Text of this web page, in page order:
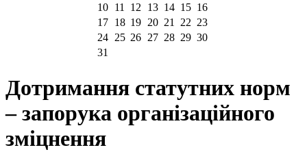
10
11 12 13 14 15 16
17
18 19 20 21 22 23
24
25 26 27 28 29 30
31
Дотримання статутних норм
– запорука організаційного
зміцнення